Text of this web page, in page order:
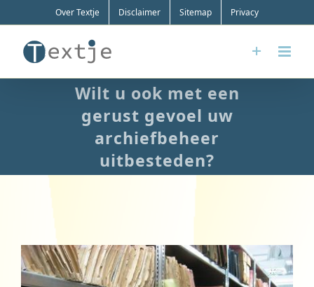
Over Textje Disclaimer Sitemap Privacy
Wilt u ook met een
gerust gevoel uw
archiefbeheer
uitbesteden?
Bekijk
grotere
afbeelding